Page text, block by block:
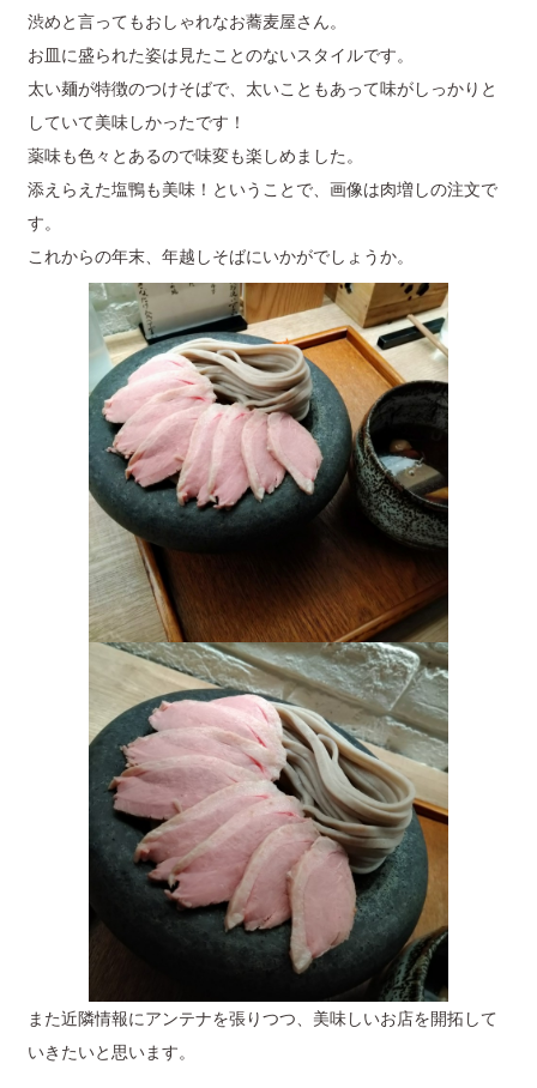
渋めと言ってもおしゃれなお蕎麦屋さん。
お皿に盛られた姿は見たことのないスタイルです。
太い麺が特徴のつけそばで、太いこともあって味がしっかりと
していて美味しかったです！
薬味も色々とあるので味変も楽しめました。
添えらえた塩鴨も美味！ということで、画像は肉増しの注文で
す。
これからの年末、年越しそばにいかがでしょうか。
また近隣情報にアンテナを張りつつ、美味しいお店を開拓して
いきたいと思います。